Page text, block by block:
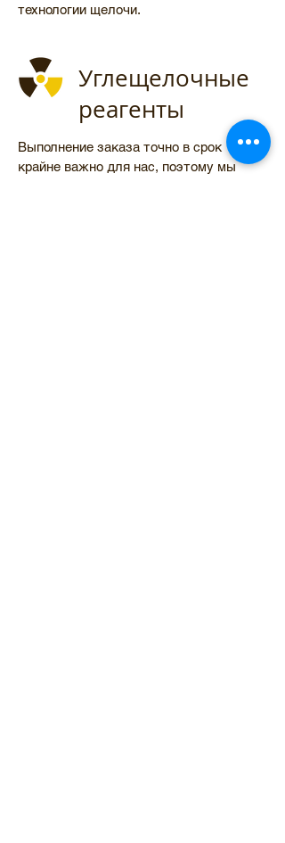
технологии щелочи.
Углещелочные
реагенты
Выполнение заказа точно в срок
крайне важно для нас, поэтому мы